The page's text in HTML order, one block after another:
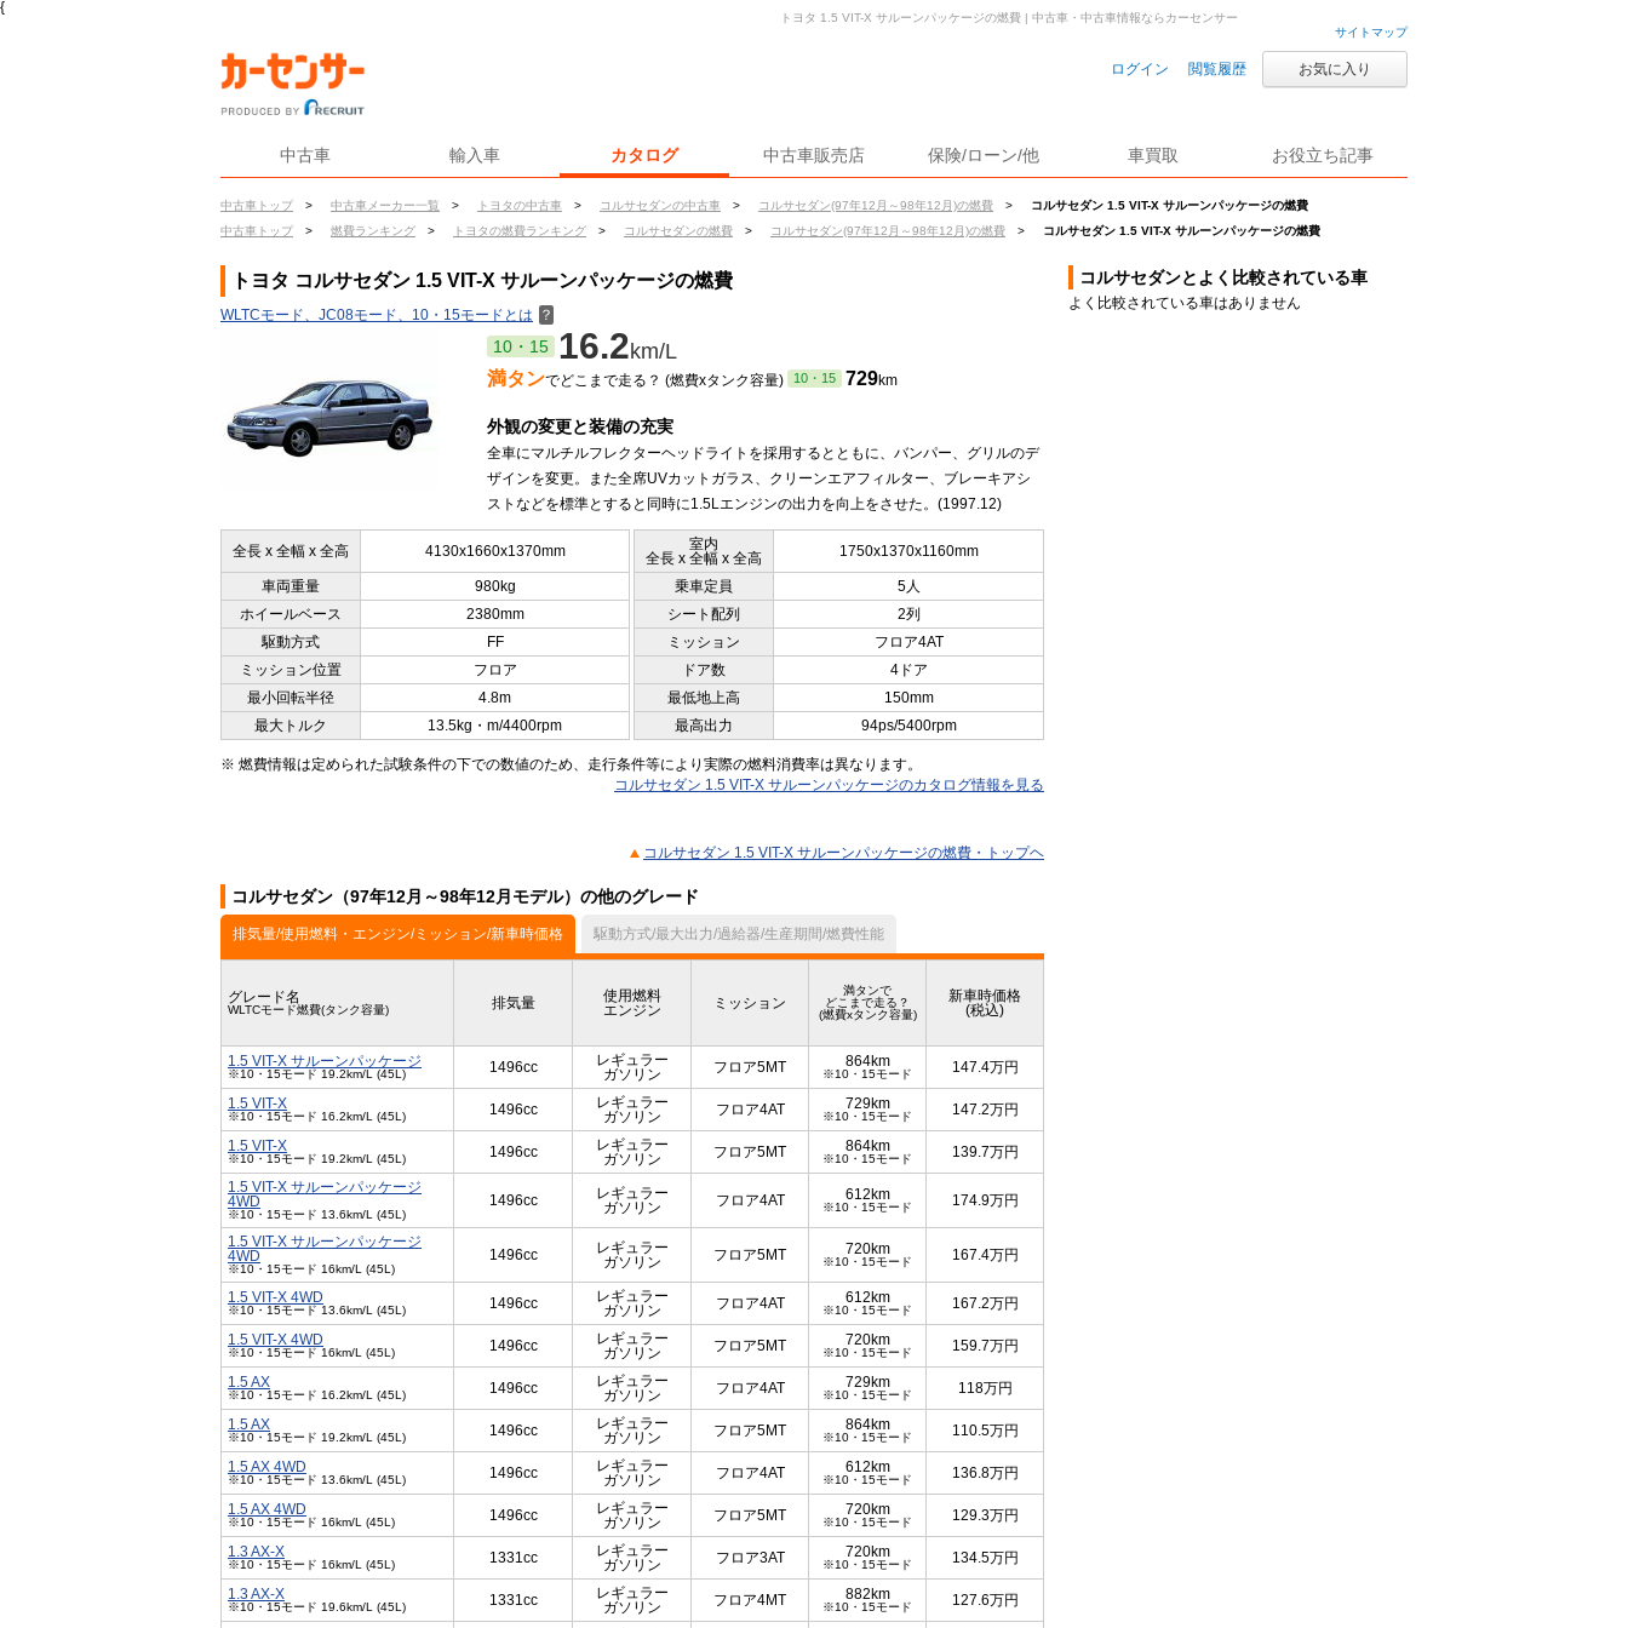
{
サイトマップ
ログイン 閲覧履歴 お気に入り
中古車 輸入車 カタログ 中古車販売店 保険/ローン/他 車買取 お役立ち記事
中古車トップ > 中古車メーカー一覧 > トヨタの中古車 > コルサセダンの中古車 > コルサセダン(97年12月～98年12月)の燃費 >
コルサセダン 1.5 VIT-X サルーンパッケージの燃費
中古車トップ
> 燃費ランキング > トヨタの燃費ランキング > コルサセダンの燃費 > コルサセダン(97年12月～98年12月)の燃費 > コルサセダン 1.5 VIT-X サルーンパッケージの燃費
トヨタ 1.5 VIT-X サルーンパッケージの燃費 | 中古車・中古車情報ならカーセンサー
トヨタ コルサセダン 1.5 VIT-X サルーンパッケージの燃費
WLTCモード、JC08モード、10・15モードとは ？
10・15 16.2km/L
満タンでどこまで走る？ (燃費xタンク容量) 10・15 729km
外観の変更と装備の充実
全車にマルチルフレクターヘッドライトを採用するとともに、バンパー、グリルのデ
ザインを変更。また全席UVカットガラス、クリーンエアフィルター、ブレーキアシ
ストなどを標準とすると同時に1.5Lエンジンの出力を向上をさせた。(1997.12)
全長 x 全幅 x 全高 4130x1660x1370mm
室内
全長 x 全幅 x 全高
1750x1370x1160mm
車両重量 980kg 乗車定員
5人
ホイールベース
2380mm シート配列
2列
駆動方式
FF ミッション
フロア4AT
ミッション位置
フロア ドア数
4ドア
最小回転半径
4.8m 最低地上高
150mm
最大トルク
13.5kg・m/4400rpm 最高出力 94ps/5400rpm
※ 燃費情報は定められた試験条件の下での数値のため、走行条件等により実際の燃料消費率は異なります。
コルサセダン 1.5 VIT-X サルーンパッケージのカタログ情報を見る
コルサセダン 1.5 VIT-X サルーンパッケージの燃費・トップヘ
コルサセダン（97年12月～98年12月モデル）の他のグレード
排気量/使用燃料・エンジン/ミッション/新車時価格 駆動方式/最大出力/過給器/生産期間/燃費性能
グレード名
WLTCモード燃費(タンク容量) 排気量
使用燃料
エンジン
ミッション
満タンで
どこまで走る？
(燃費xタンク容量)
新車時価格
(税込)
1.5 VIT-X サルーンパッケージ
※10・15モード 19.2km/L (45L) 1496cc
レギュラー
ガソリン
フロア5MT 864km
※10・15モード 147.4万円
1.5 VIT-X
※10・15モード 16.2km/L (45L) 1496cc
レギュラー
ガソリン
フロア4AT 729km
※10・15モード 147.2万円
1.5 VIT-X
※10・15モード 19.2km/L (45L) 1496cc
レギュラー
ガソリン
フロア5MT 864km
※10・15モード 139.7万円
1.5 VIT-X サルーンパッケージ
4WD
※10・15モード 13.6km/L (45L)
1496cc
レギュラー
ガソリン
フロア4AT 612km
※10・15モード 174.9万円
1.5 VIT-X サルーンパッケージ
4WD
※10・15モード 16km/L (45L)
1496cc
レギュラー
ガソリン
フロア5MT 720km
※10・15モード 167.4万円
1.5 VIT-X 4WD
※10・15モード 13.6km/L (45L) 1496cc
レギュラー
ガソリン
フロア4AT 612km
※10・15モード 167.2万円
1.5 VIT-X 4WD
※10・15モード 16km/L (45L) 1496cc
レギュラー
ガソリン
フロア5MT 720km
※10・15モード 159.7万円
1.5 AX
※10・15モード 16.2km/L (45L) 1496cc
レギュラー
ガソリン
フロア4AT 729km
※10・15モード 118万円
1.5 AX
※10・15モード 19.2km/L (45L) 1496cc
レギュラー
ガソリン
フロア5MT 864km
※10・15モード 110.5万円
1.5 AX 4WD
※10・15モード 13.6km/L (45L) 1496cc
レギュラー
ガソリン
フロア4AT 612km
※10・15モード 136.8万円
1.5 AX 4WD
※10・15モード 16km/L (45L) 1496cc
レギュラー
ガソリン
フロア5MT 720km
※10・15モード 129.3万円
1.3 AX-X
※10・15モード 16km/L (45L) 1331cc
レギュラー
ガソリン
フロア3AT 720km
※10・15モード 134.5万円
1.3 AX-X
※10・15モード 19.6km/L (45L) 1331cc
レギュラー
ガソリン
フロア4MT 882km
※10・15モード 127.6万円
コルサセダンとよく比較されている車
よく比較されている車はありません